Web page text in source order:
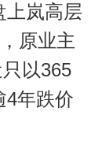
上岚高层
原业主
以365
4年跌价